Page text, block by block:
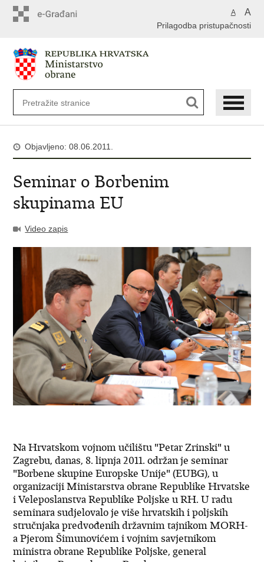
A A
Prilagodba pristupačnosti
Objavljeno: 08.06.2011.
Seminar o Borbenim
skupinama EU
Video zapis
Na Hrvatskom vojnom učilištu "Petar Zrinski" u
Zagrebu, danas, 8. lipnja 2011. održan je seminar
"Borbene skupine Europske Unije" (EUBG), u
organizaciji Ministarstva obrane Republike Hrvatske
i Veleposlanstva Republike Poljske u RH. U radu
seminara sudjelovalo je više hrvatskih i poljskih
stručnjaka predvođenih državnim tajnikom MORH-
a Pjerom Šimunovićem i vojnim savjetnikom
ministra obrane Republike Poljske, general